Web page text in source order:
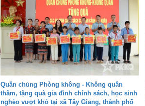
Quân chủng Phòng không - Không quân
thăm, tặng quà gia đình chính sách, học sinh
nghèo vượt khó tại xã Tây Giang, thành phố